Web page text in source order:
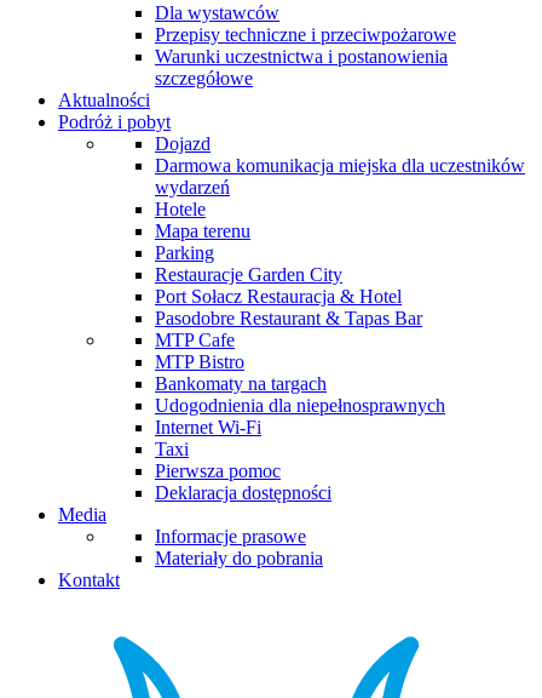
Dla wystawców
Przepisy techniczne i przeciwpożarowe
Warunki uczestnictwa i postanowienia
szczegółowe
Aktualności
Podróż i pobyt
Dojazd
Darmowa komunikacja miejska dla uczestników
wydarzeń
Hotele
Mapa terenu
Parking
Restauracje Garden City
Port Sołacz Restauracja & Hotel
Pasodobre Restaurant & Tapas Bar
MTP Cafe
MTP Bistro
Bankomaty na targach
Udogodnienia dla niepełnosprawnych
Internet Wi-Fi
Taxi
Pierwsza pomoc
Deklaracja dostępności
Media
Informacje prasowe
Materiały do pobrania
Kontakt